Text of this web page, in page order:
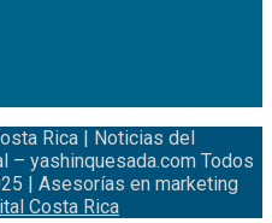
Rica | Noticias del
– yashinquesada.com Todos
| Asesorías en marketing
Costa Rica